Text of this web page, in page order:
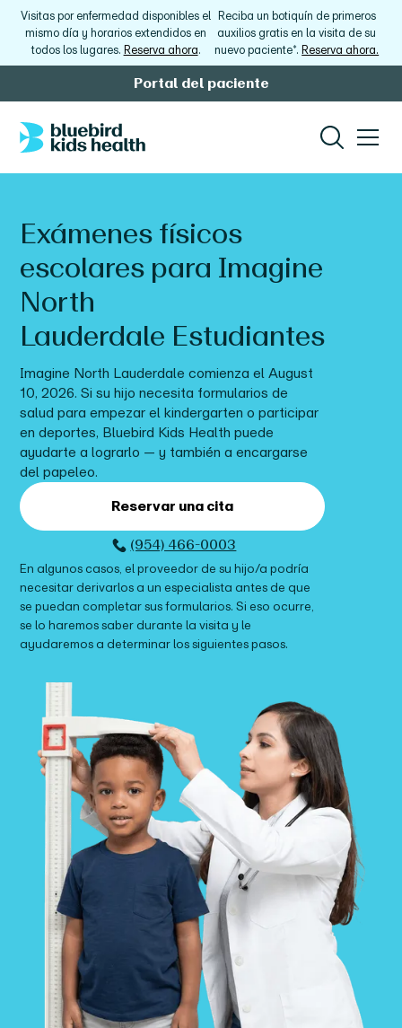
Visitas por enfermedad disponibles el
mismo día y horarios extendidos en
todos los lugares. Reserva ahora.
Reciba un botiquín de primeros
auxilios gratis en la visita de su
nuevo paciente*. Reserva ahora.
Portal del paciente
Exámenes físicos
escolares para Imagine
North
Lauderdale Estudiantes
Imagine North Lauderdale comienza elAugust
10, 2026.Si su hijo necesita formularios de
salud paraempezar el kindergarten o participar
en deportes, Bluebird Kids Health puede
ayudarte a lograrlo — y también a encargarse
del papeleo.
Reservar una cita
(954) 466-0003
En algunos casos, el proveedor de su hijo/a podría
necesitar derivarlos a un especialista antes de que
se puedan completar sus formularios. Si eso ocurre,
se lo haremos saber durante la visita y le
ayudaremos a determinar los siguientes pasos.